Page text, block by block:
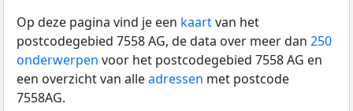
Op deze pagina vind je een kaartvan het
postcodegebied 7558 AG, de data over meer dan 250
onderwerpen voor het postcodegebied 7558 AG en
een overzicht van alleadressen met postcode
7558AG.